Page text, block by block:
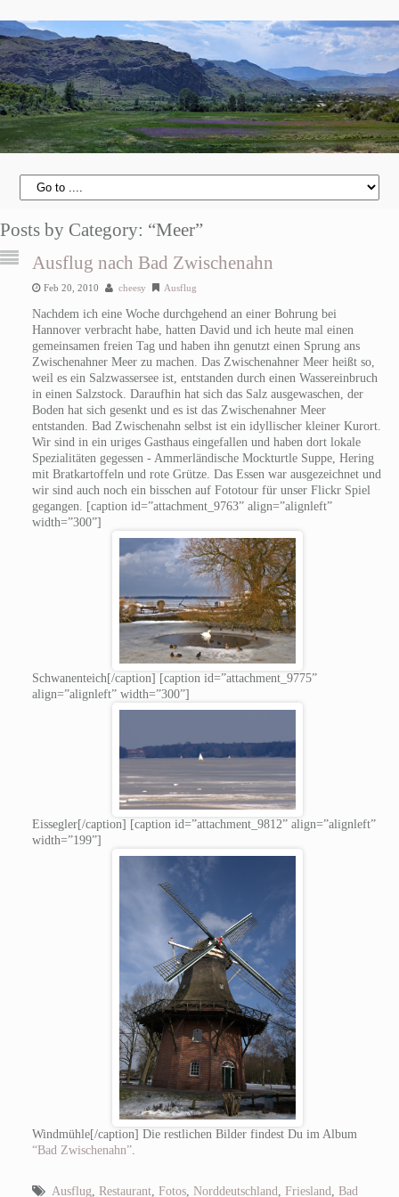
Posts by Category: “Meer”
Ausflug nach Bad Zwischenahn
Feb 20, 2010 cheesy Ausflug
Nachdem ich eine Woche durchgehend an einer Bohrung bei
Hannover verbracht habe, hatten David und ich heute mal einen
gemeinsamen freien Tag und haben ihn genutzt einen Sprung ans
Zwischenahner Meer zu machen. Das Zwischenahner Meer heißt so,
weil es ein Salzwassersee ist, entstanden durch einen Wassereinbruch
in einen Salzstock. Daraufhin hat sich das Salz ausgewaschen, der
Boden hat sich gesenkt und es ist das Zwischenahner Meer
entstanden. Bad Zwischenahn selbst ist ein idyllischer kleiner Kurort.
Wir sind in ein uriges Gasthaus eingefallen und haben dort lokale
Spezialitäten gegessen - Ammerländische Mockturtle Suppe, Hering
mit Bratkartoffeln und rote Grütze. Das Essen war ausgezeichnet und
wir sind auch noch ein bisschen auf Fototour für unser Flickr Spiel
gegangen. [caption id=”attachment_9763” align=”alignleft”
width=”300”]
Schwanenteich[/caption] [caption id=”attachment_9775”
align=”alignleft” width=”300”]
Eissegler[/caption] [caption id=”attachment_9812” align=”alignleft”
width=”199”]
Windmühle[/caption] Die restlichen Bilder findest Du im Album
“Bad Zwischenahn”.
Ausflug Restaurant, Fotos, Norddeutschland Friesland Bad